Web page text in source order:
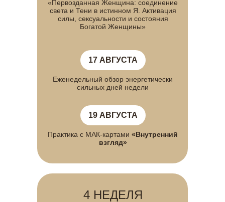
«Первозданная Женщина: соединение
света и Тени в истинном Я. Активация
силы, сексуальности и состояния
Богатой Женщины»
17 АВГУСТА
Еженедельный обзор энергетически
сильных дней недели
19 АВГУСТА
Практика с МАК-картами «Внутренний
взгляд»
4 НЕДЕЛЯ